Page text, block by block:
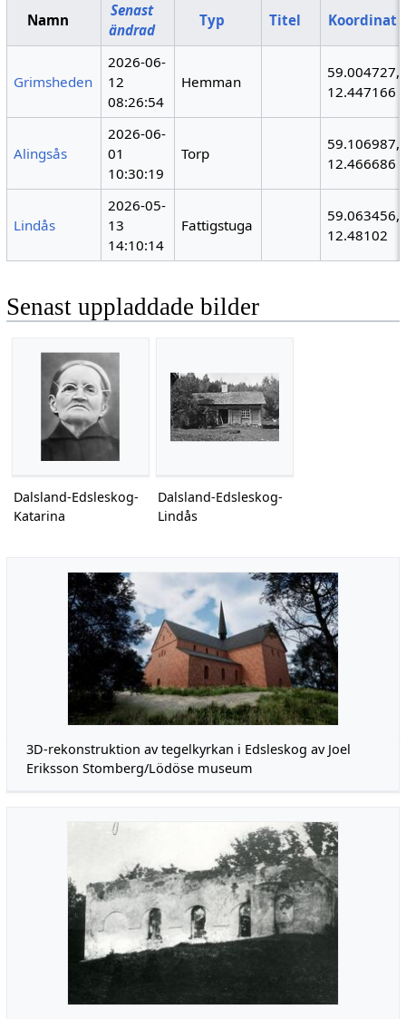
Namn
Senast
ändrad
Typ Titel Koordinat
Grimsheden
2026-06-
12
08:26:54
Hemman
59.004727,
12.447166
Alingsås
2026-06-
01
10:30:19
Torp
59.106987,
12.466686
Lindås
2026-05-
13
14:10:14
Fattigstuga
59.063456,
12.48102
Senast uppladdade bilder
Dalsland-Edsleskog-
Katarina
Dalsland-Edsleskog-
Lindås
3D-rekonstruktion av tegelkyrkan i Edsleskog av Joel
Eriksson Stomberg/Lödöse museum